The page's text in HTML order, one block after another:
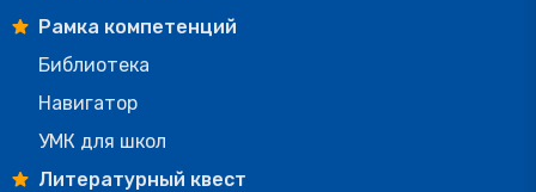
Рамка компетенций
Библиотека
Навигатор
УМК для школ
Литературный квест